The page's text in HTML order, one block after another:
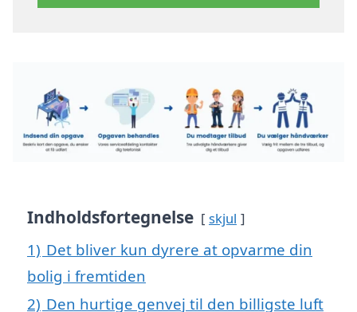
Indholdsfortegnelse skjul
1) Det bliver kun dyrere at opvarme din
bolig i fremtiden
2) Den hurtige genvej til den billigste luft